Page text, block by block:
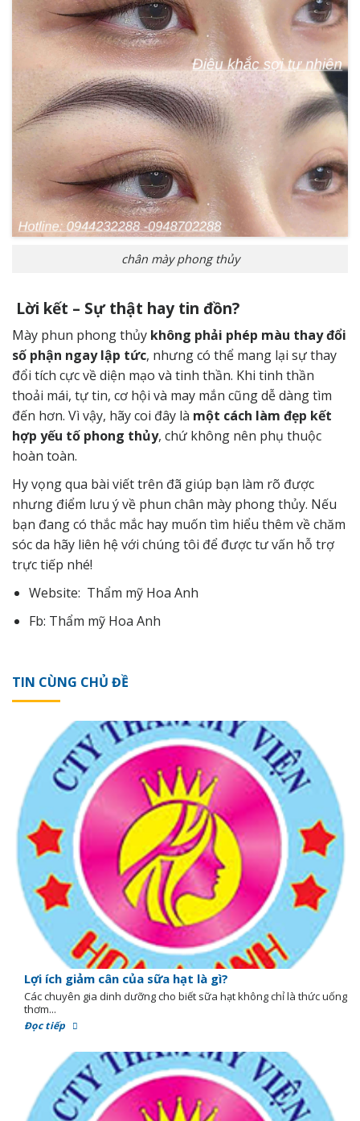
chân mày phong thủy
Lời kết – Sự thật hay tin đồn?
Mày phun phong thủy không phải phép màu thay đổi
số phận ngay lập tức, nhưng có thể mang lại sự thay
đổi tích cực về diện mạo và tinh thần. Khi tinh thần
thoải mái, tự tin, cơ hội và may mắn cũng dễ dàng tìm
đến hơn. Vì vậy, hãy coi đây là một cách làm đẹp kết
hợp yếu tố phong thủy, chứ không nên phụ thuộc
hoàn toàn.
Hy vọng qua bài viết trên đã giúp bạn làm rõ được
nhưng điểm lưu ý về phun chân mày phong thủy. Nếu
bạn đang có thắc mắc hay muốn tìm hiểu thêm về chăm
sóc da hãy liên hệvới chúng tôi để được tư vấn hỗ trợ
trực tiếp nhé!
Website: Thẩm mỹ Hoa Anh
Fb: Thẩm mỹ Hoa Anh
TIN CÙNG CHỦ ĐỀ
Lợi ích giảm cân của sữa hạt là gì?
Các chuyên gia dinh dưỡng cho biết sữa hạt không chỉ là thức uống
thơm...
Đọc tiếp